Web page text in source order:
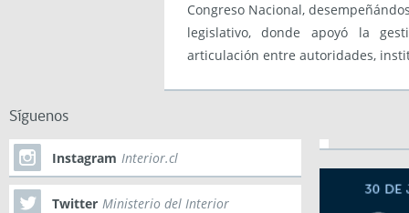
Congreso Nacional,
legislativo, donde apoyó la
articulación entre autoridades,
Síguenos
Instagram Interior.cl
Twitter Ministerio del Interior